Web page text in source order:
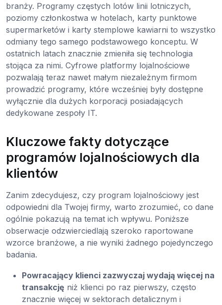
branży. Programy częstych lotów linii lotniczych,
poziomy członkostwa w hotelach, karty punktowe
supermarketów i karty stemplowe kawiarni to wszystko
odmiany tego samego podstawowego konceptu. W
ostatnich latach znacznie zmieniła się technologia
stojąca za nimi. Cyfrowe platformy lojalnościowe
pozwalają teraz nawet małym niezależnym firmom
prowadzić programy, które wcześniej były dostępne
wyłącznie dla dużych korporacji posiadających
dedykowane zespoły IT.
Kluczowe fakty dotyczące
programów lojalnościowych dla
klientów
Zanim zdecydujesz, czy program lojalnościowy jest
odpowiedni dla Twojej firmy, warto zrozumieć, co dane
ogólnie pokazują na temat ich wpływu. Poniższe
obserwacje odzwierciedlają szeroko raportowane
wzorce branżowe, a nie wyniki żadnego pojedynczego
badania.
Powracający klienci zazwyczaj wydają więcej na
transakcję niż klienci po raz pierwszy, często
znacznie więcej w sektorach detalicznym i